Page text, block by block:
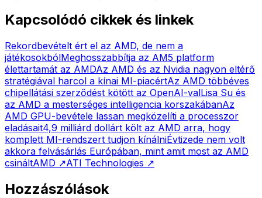
Kapcsolódó cikkek és linkek
Rekordbevételt ért el az AMD, de nem a
játékosokbólMeghosszabbítja az AM5 platform
élettartamát az AMDAz AMD és az Nvidia nagyon eltérő
stratégiával harcol a kínai MI-piacértAz AMD többéves
chipellátási szerződést kötött az OpenAI-valLisa Su és
az AMD a mesterséges intelligencia korszakábanAz
AMD GPU-bevétele lassan megközelíti a processzor
eladásait4,9 milliárd dollárt költ az AMD arra, hogy
komplett MI-rendszert tudjon kínálniÉvtizede nem volt
akkora felvásárlás Európában, mint amit most az AMD
csináltAMD ↗ATI Technologies ↗
Hozzászólások